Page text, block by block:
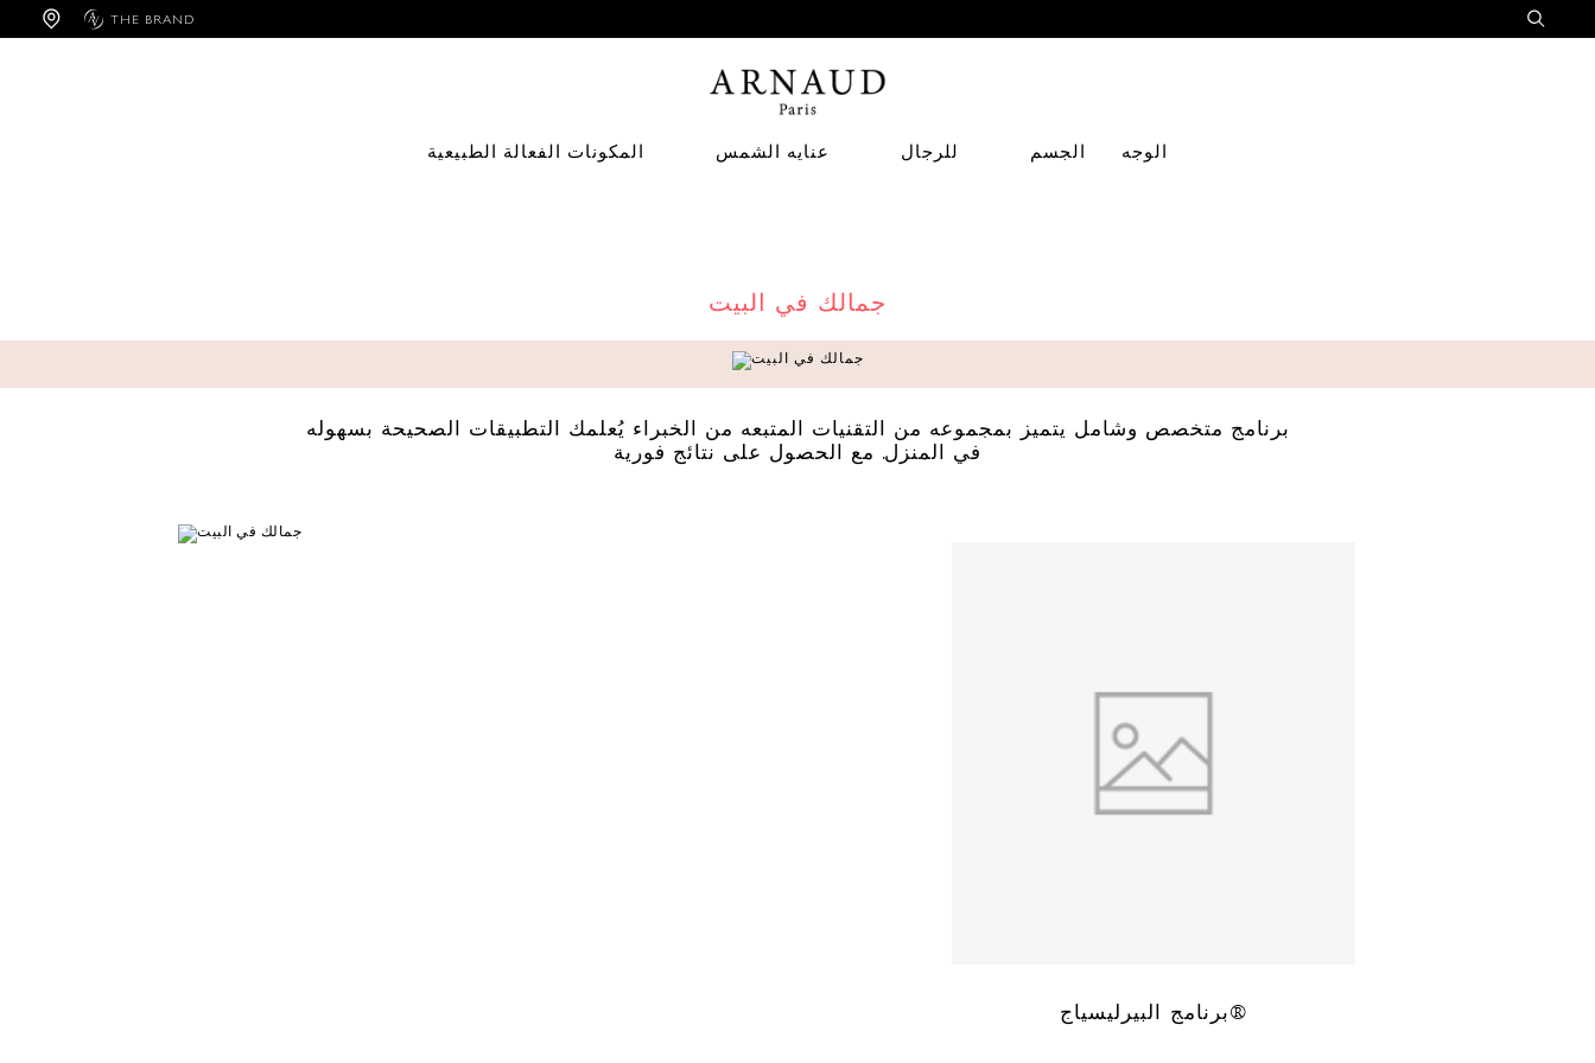
THE BRAND
الوجه الجسم للرجال عنايه الشمس المكونات الفعالة الطبيعية
جمالك في البيت
برنامج متخصص وشامل يتميز بمجموعه من التقنيات المتبعه من الخبراء يُعلمك التطبيقات الصحيحة بسهوله
في المنزل. مع الحصول على نتائج فورية
برنامج البيرليسياج®
Cookies management panel